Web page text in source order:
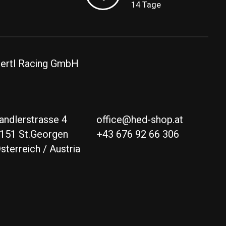
14 Tage
Racing GmbH
4
St.Georgen
/ Austria
office@hed-shop.at
+43 676 92 66 306